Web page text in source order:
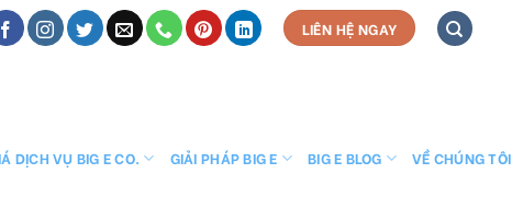
LIÊN HỆ NGAY
DỊCH VỤ BIG E CO. GIẢI PHÁP BIG E BIG E BLOG VỀ CHÚNG TÔI